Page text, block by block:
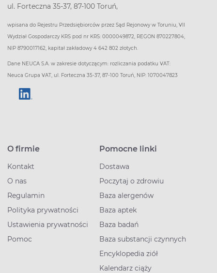
ul. Forteczna 35-37, 87-100 Toruń,
wpisana do Rejestru Przedsiębiorców przez Sąd Rejonowy w Toruniu, VII
Wydział Gospodarczy KRS pod nr KRS: 0000049872, REGON 870227804,
NIP 8790017162, kapitał zakładowy 4 642 802 złotych.
Dane NEUCA S.A. w zakresie dotyczącym: rozliczania podatku VAT:
Neuca Grupa VAT, ul. Forteczna 35-37, 87-100 Toruń, NIP: 1070047823
O firmie
Kontakt
O nas
Regulamin
Polityka prywatności
Ustawienia prywatności
Pomoc
Pomocne linki
Dostawa
Poczytaj o zdrowiu
Baza alergenów
Baza aptek
Baza badań
Baza substancji czynnych
Encyklopedia ziół
Kalendarz ciąży